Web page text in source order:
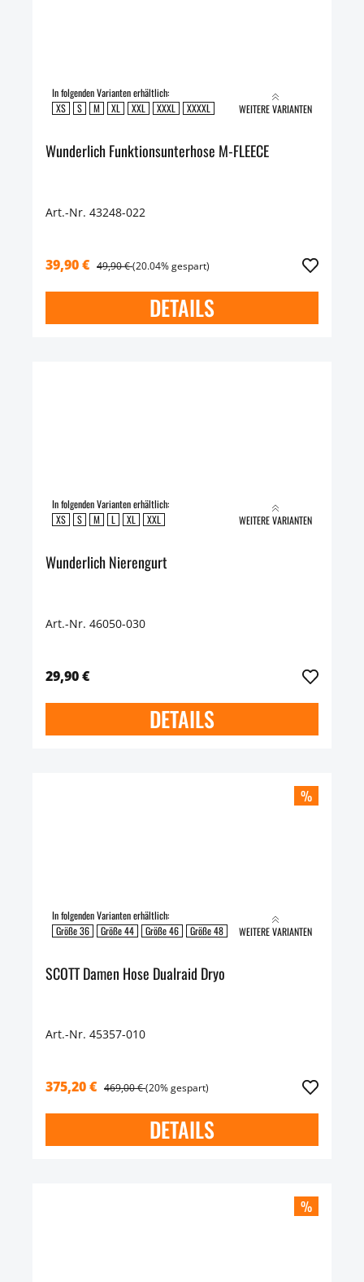
In folgenden Varianten erhältlich:
XS
S M XL XXL XXXL XXXXL WEITERE VARIANTEN
Wunderlich Funktionsunterhose M-FLEECE
Art.-Nr. 43248-022
39,90 € 49,90 €(20.04% gespart)
DETAILS
In folgenden Varianten erhältlich:
XS
S M L XL XXL WEITERE VARIANTEN
Wunderlich Nierengurt
Art.-Nr. 46050-030
29,90 €
DETAILS
%
In folgenden Varianten erhältlich:
Größe 36
Größe 44 Größe 46 Größe 48 WEITERE VARIANTEN
SCOTT Damen Hose Dualraid Dryo
Art.-Nr. 45357-010
375,20 € 469,00 €(20% gespart)
DETAILS
%